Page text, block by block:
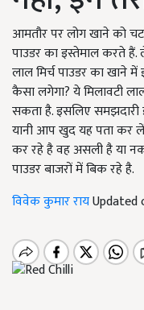
आमतौर पर लोग खाने को
पाउडर का इस्तेमाल करते
लाल मिर्च पाउडर का खाने
कैसा लगेगा? ये मिलावटी
सकता है. इसलिए समझदारी
यानी आप खुद यह पता कर
कर रहे है वह असली है या
पाउडर बाजरों में बिक रहे है.
विवेक कुमार रायUpdated